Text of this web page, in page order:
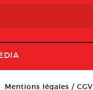
Mentions légales / CGV